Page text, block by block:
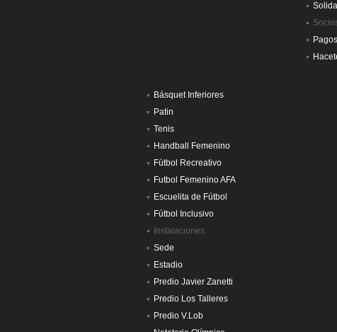
Pagos
Básquet Inferiores
Patin
Tenis
Handball Femenino
Fútbol Recreativo
Futbol Femenino AFA
Escuelita de Fútbol
Fútbol Inclusivo
Instalaciones
Sede
Estadio
Predio Javier Zanetti
Predio Los Talleres
Predio V.Lob